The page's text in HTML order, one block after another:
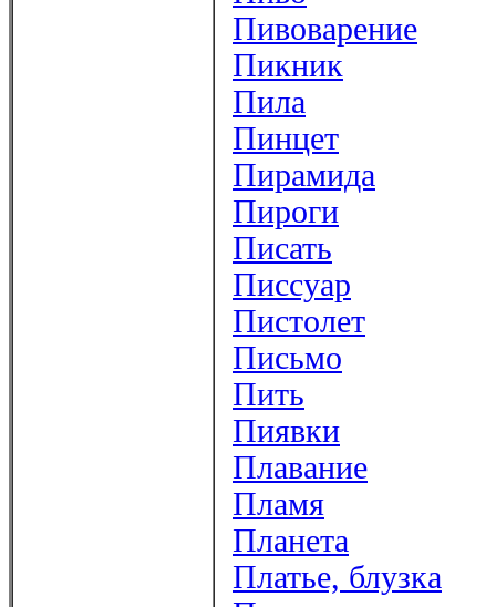
Пивоварение
Пикник
Пила
Пинцет
Пирамида
Пироги
Писать
Писсуар
Пистолет
Письмо
Пить
Пиявки
Плавание
Пламя
Планета
Платье, блузка